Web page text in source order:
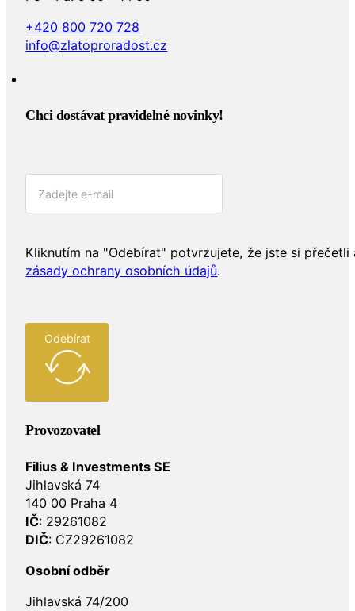
+420 800 720 728
info@zlatoproradost.cz
Chci dostávat pravidelné novinky!​
Kliknutím na "Odebírat" potvrzujete, že jste si přečetli
zásady ochrany osobních údajů.
Odebírat
Provozovatel
Filius & Investments SE
Jihlavská 74
140 00 Praha 4
IČ: 29261082
DIČ: CZ29261082
Osobní odběr
Jihlavská 74/200